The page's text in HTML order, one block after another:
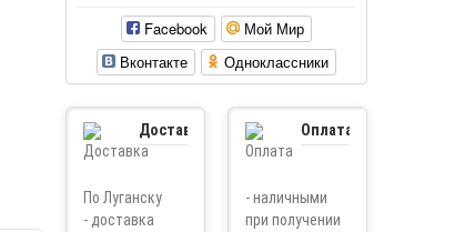
Facebook
Мой Мир
Вконтакте
Одноклассники
Доставка
По Луганску
- доставка
Оплата
- наличными
при получении